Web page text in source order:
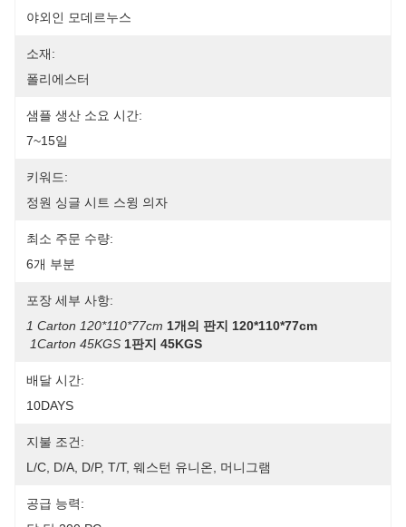
야외인 모데르누스
소재:
폴리에스터
샘플 생산 소요 시간:
7~15일
키워드:
정원 싱글 시트 스윙 의자
최소 주문 수량:
6개 부분
포장 세부 사항:
1 Carton 120*110*77cm 1개의 판지 120*110*77cm
1Carton 45KGS 1판지 45KGS
배달 시간:
10DAYS
지불 조건:
L/C, D/A, D/P, T/T, 웨스턴 유니온, 머니그램
공급 능력: